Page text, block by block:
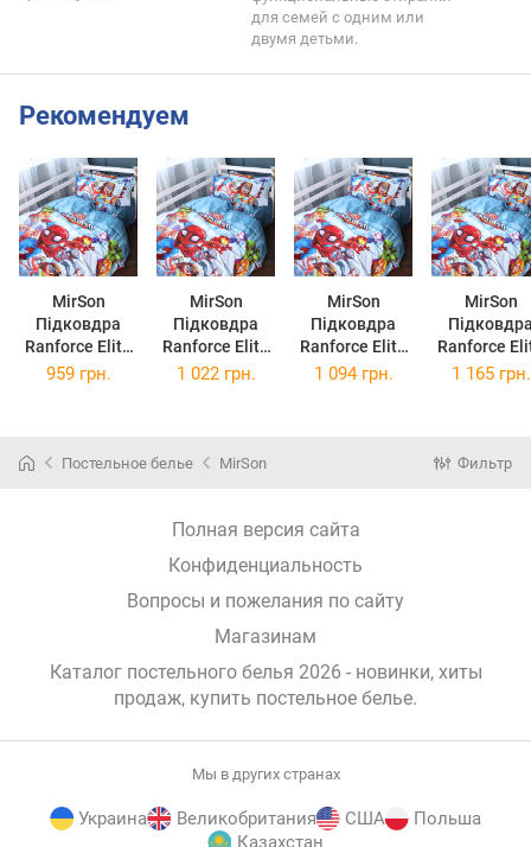
для семей с одним или
двумя детьми.
Рекомендуем
MirSon
Підковдра
Ranforce Elite
17-0796 Marvel
MirSon
Підковдра
Ranforce Elite
17-0796 Marvel
MirSon
Підковдра
Ranforce Elite
17-0796 Marvel
MirSon
Ranforce
17-0796
959 грн. 1 022 грн. 1 094 грн. 1 165 грн.
Постельное белье MirSon Фильтр
Полная версия сайта
Конфиденциальность
Вопросы и пожелания по сайту
Магазинам
Каталог постельного белья 2026 - новинки, хиты
продаж, купить постельное белье.
Мы в других странах
Украина Великобритания США
Польша
Казахстан